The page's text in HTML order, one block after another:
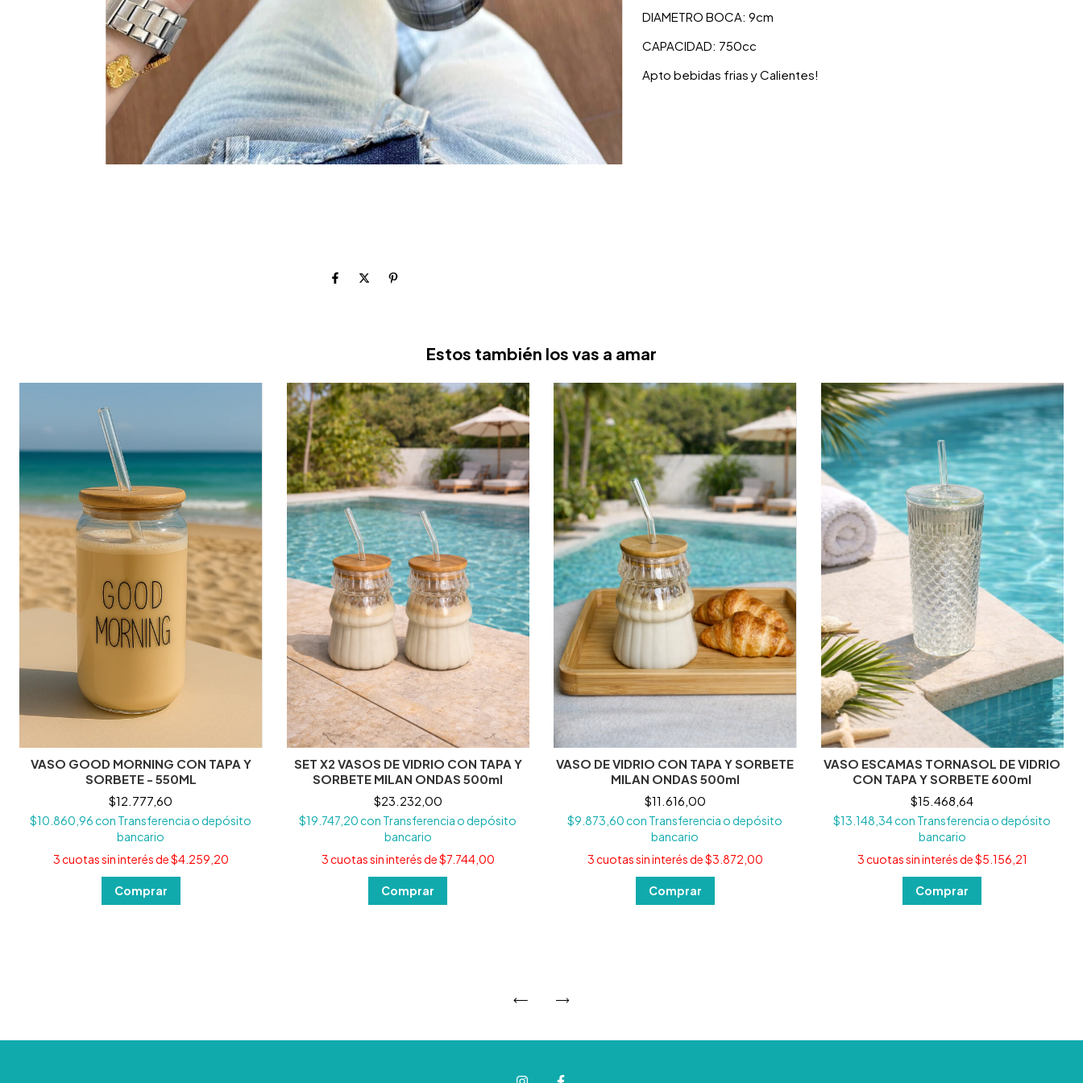
DIAMETRO BOCA: 9cm
CAPACIDAD: 750cc
Apto bebidas frias y Calientes!
Estos también los vas a amar
VASO GOOD MORNING CON TAPA Y
SORBETE - 550ML
$12.777,60
$10.860,96con Transferencia o depósito
bancario
3cuotas sin interés de$4.259,20
SET X2 VASOS DE VIDRIO CON TAPA Y
SORBETE MILAN ONDAS 500ml
$23.232,00
$19.747,20con Transferencia o depósito
bancario
3cuotas sin interés de$7.744,00
VASO DE VIDRIO CON TAPA Y SORBETE
MILAN ONDAS 500ml
$11.616,00
$9.873,60con Transferencia o depósito
bancario
3cuotas sin interés de$3.872,00
VASO ESCAMAS TORNASOL DE VIDRIO
CON TAPA Y SORBETE 600ml
$15.468,64
$13.148,34con Transferencia o depósito
bancario
3cuotas sin interés de$5.156,21